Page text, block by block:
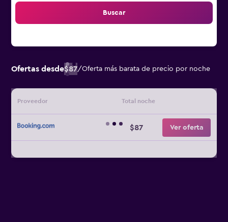
Buscar
Ofertas desde$87/Oferta más barata de precio por noche
Proveedor Total noche
$87 Ver oferta